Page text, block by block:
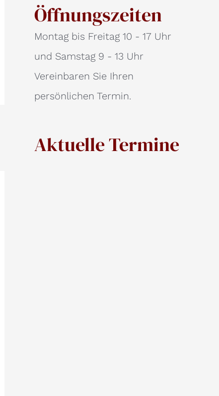
Öffnungszeiten
Montag bis Freitag 10 - 17 Uhr
und Samstag 9 - 13 Uhr
Vereinbaren Sie Ihren
persönlichen Termin.
Aktuelle Termine